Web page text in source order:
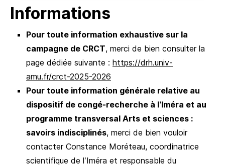
Informations
Pour toute information exhaustive sur la
campagne de CRCT, merci de bien consulter la
page dédiée suivante : https://drh.univ-
amu.fr/crct-2025-2026
Pour toute information générale relative au
dispositif de congé-recherche à l’Iméra et au
programme transversal Arts et sciences :
savoirs indisciplinés, merci de bien vouloir
contacter Constance Moréteau, coordinatrice
scientifique de l’Iméra et responsable du